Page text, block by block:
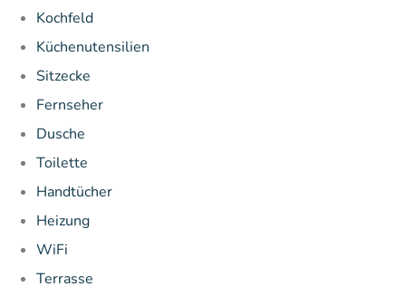
Kochfeld
Küchenutensilien
Sitzecke
Fernseher
Dusche
Toilette
Handtücher
Heizung
WiFi
Terrasse